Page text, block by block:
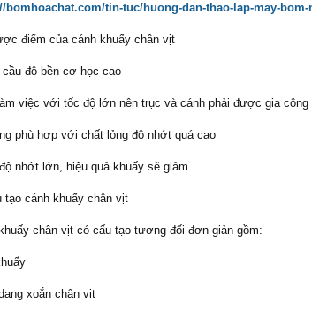
bomhoachat.com/tin-tuc/huong-dan-thao-lap-may-
điểm của cánh khuấy chân vịt
cầu độ bền cơ học cao
việc với tốc độ lớn nên trục và cánh phải được gia công
phù hợp với chất lỏng độ nhớt quá cao
nhớt lớn, hiệu quả khuấy sẽ giảm.
tạo cánh khuấy chân vịt
chân vịt có cấu tạo tương đối đơn giản gồm:
xoắn chân vịt